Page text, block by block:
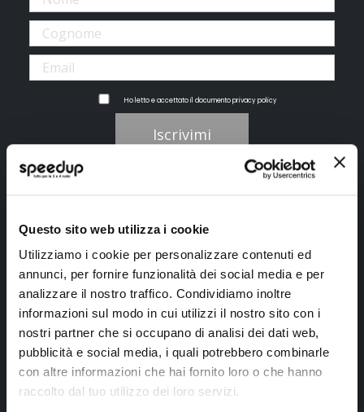
Questo sito web utilizza i cookie
Utilizziamo i cookie per personalizzare contenuti ed
annunci, per fornire funzionalità dei social media e per
analizzare il nostro traffico. Condividiamo inoltre
informazioni sul modo in cui utilizzi il nostro sito con i
nostri partner che si occupano di analisi dei dati web,
pubblicità e social media, i quali potrebbero combinarle
con altre informazioni che hai fornito loro o che hanno
raccolto dal tuo utilizzo dei loro servizi.
Ho letto e accettato il documentoprivacy policy
Iscrivimi
Segui SPEEDUP.IT
SpeedUp.it